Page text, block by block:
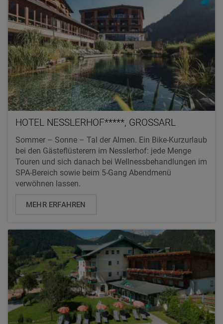
HOTEL NESSLERHOF*****, GROSSARL
Sommer – Sonne – Tal der Almen. Ein Bike-Kurzurlaub
bei den Gästeflüsterern im Nesslerhof: jede Menge
Touren und sich danach bei Wellnessbehandlungen im
SPA-Bereich sowie beim 5-Gang Abendmenü
verwöhnen lassen.
MEHR ERFAHREN